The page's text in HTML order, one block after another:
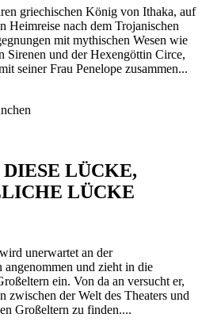
griechischen König von Ithaka, auf
Heimreise nach dem Trojanischen
mit mythischen Wesen wie
Sirenen und der Hexengöttin Circe,
seiner Frau Penelope zusammen...
DIESE LÜCKE,
LÜCKE
unerwartet an der
angenommen und zieht in die
ein. Von da an versucht er,
zwischen der Welt des Theaters und
Großeltern zu finden....